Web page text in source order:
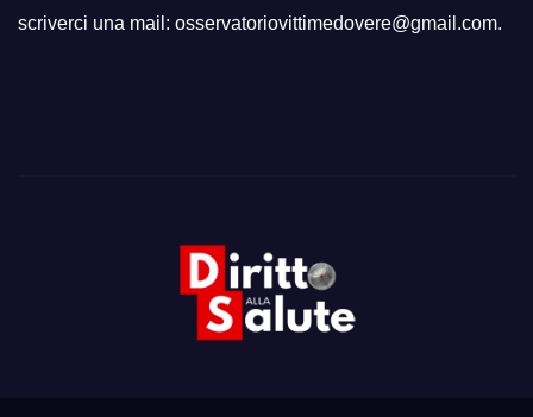
scriverci una mail: osservatoriovittimedovere@gmail.com.